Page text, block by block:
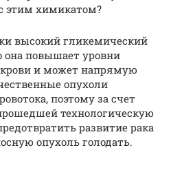
этим химикатом?
высокий гликемический
она повышает уровни
и может напрямую
опухоли
поэтому за счет
технологическую
развитие рака
опухоль голодать.